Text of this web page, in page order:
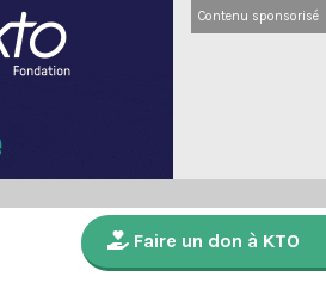
Contenu sponsorisé
Faire un don à KTO